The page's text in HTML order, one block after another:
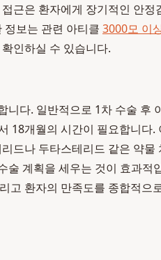
근은 환자에게 장기적인 안정
정보는 관련 아티클 3000모 이
인하실 수 있습니다.
다. 일반적으로 1차 수술 후
18개월의 시간이 필요합니다.
드나 두타스테리드 같은 약물
술 계획을 세우는 것이 효과적
고 환자의 만족도를 종합적으